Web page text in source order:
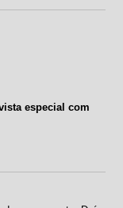
especial com